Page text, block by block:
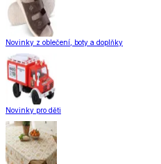
Novinky z oblečení, boty a doplňky
Novinky pro děti